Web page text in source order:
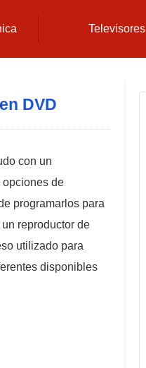
Televisores
DVD
con un
opciones de
programarlos para
reproductor de
utilizado para
disponibles